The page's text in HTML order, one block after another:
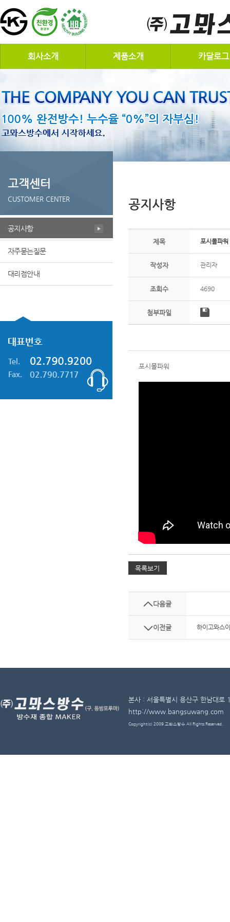
회사소개 제품소개 카달로그
고객센터
CUSTOMER CENTER
공지사항
자주묻는질문
대리점안내
공지사항
제목 포시몰파워
작성자 관리자
조회수 4690
첨부파일
포시몰파워
다음글
이전글 하이고뫄스
본사 : 서울특별시 용산구 한남대
http://www.bangsuwang.com
Copyright(c) 2009 고뫄스방수 All Rights Reserved.